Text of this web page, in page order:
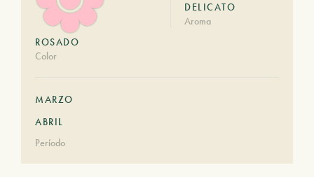
ROSADO
Color
DELICATO
Aroma
MARZO
ABRIL
Período